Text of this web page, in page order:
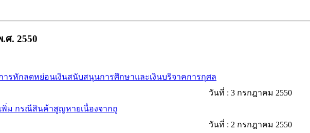
ศ. 2550
รหักลดหย่อนเงินสนับสนุนการศึกษาและเงินบริจาคการกุศล
วันที่ : 3 กรกฎาคม 2550
ม กรณีสินค้าสูญหายเนื่องจากถู
วันที่ : 2 กรกฎาคม 2550